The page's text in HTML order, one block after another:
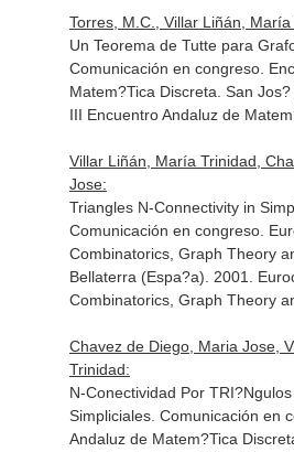
Torres, M.C., Villar Liñán, María
Un Teorema de Tutte para
Comunicación en congreso.
Matem?Tica Discreta. San
III Encuentro Andaluz de
Villar Liñán, María Trinidad,
Jose:
Triangles N-Connectivity in
Comunicación en congreso.
Combinatorics, Graph Theory
Bellaterra (Espa?a). 2001.
Combinatorics, Graph Theory
Chavez de Diego, Maria Jose,
Trinidad:
N-Conectividad Por
Simpliciales. Comunicación en
Andaluz de Matem?Tica